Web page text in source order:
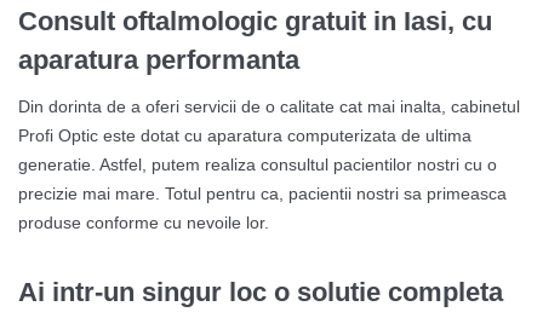
Consult oftalmologic gratuit in Iasi, cu
aparatura performanta
Din dorinta de a oferi servicii de o calitate cat mai inalta, cabinetul
Profi Optic este dotat cu aparatura computerizata de ultima
generatie. Astfel, putem realiza consultul pacientilor nostri cu o
precizie mai mare. Totul pentru ca, pacientii nostri sa primeasca
produse conforme cu nevoile lor.
Ai intr-un singur loc o solutie completa